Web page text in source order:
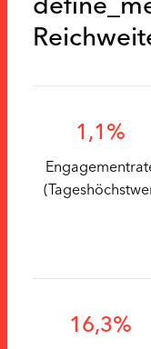
1,1%
16,3%